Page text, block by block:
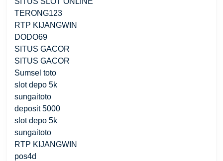
TERONG123
RTP KIJANGWIN
DODO69
SITUS GACOR
SITUS GACOR
Sumsel toto
slot depo 5k
sungaitoto
deposit 5000
slot depo 5k
sungaitoto
RTP KIJANGWIN
pos4d